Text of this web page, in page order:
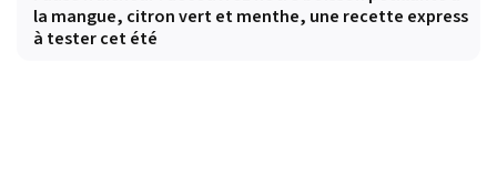
la mangue, citron vert et menthe, une recette express
à tester cet été